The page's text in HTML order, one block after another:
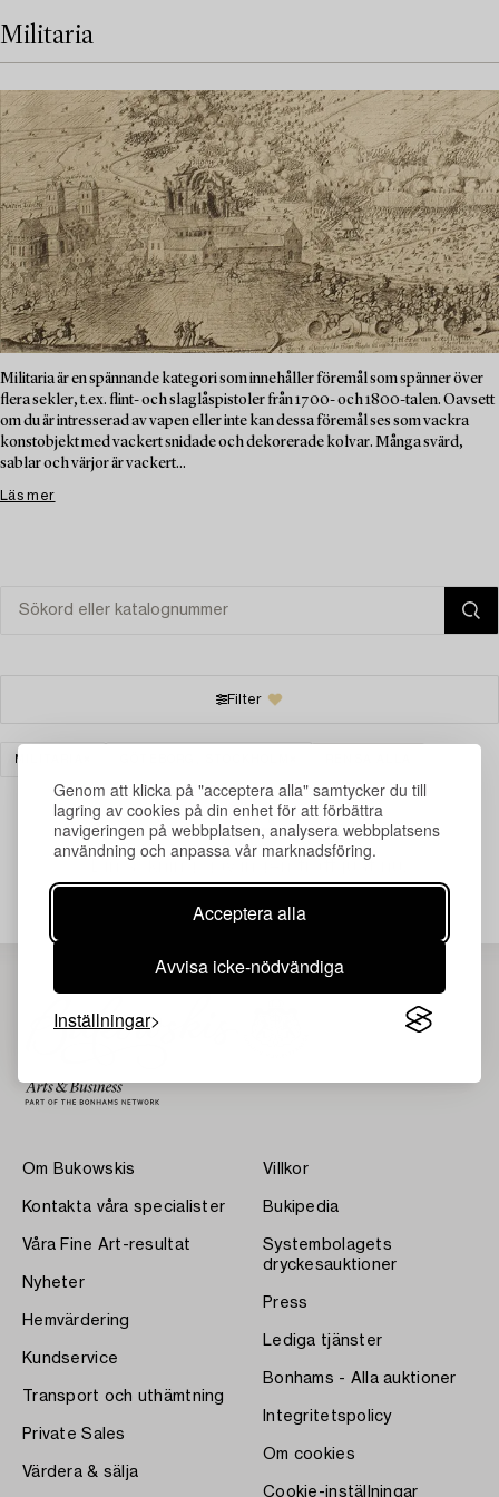
Genom att klicka på "acceptera alla" samtycker du till
lagring av cookies på din enhet för att förbättra
navigeringen på webbplatsen, analysera webbplatsens
användning och anpassa vår marknadsföring.
Acceptera alla
Avvisa icke-nödvändiga
Inställningar
Militaria
Militaria är en spännande kategori som innehåller föremål som spänner över
flera sekler, t.ex. flint- och slaglåspistoler från 1700- och 1800-talen. Oavsett
om du är intresserad av vapen eller inte kan dessa föremål ses som vackra
konstobjekt med vackert snidade och dekorerade kolvar. Många svärd,
sablar och värjor är vackert...
Läs mer
Filter
MILITARIA
Din sökning gav ingen träff just nu.
Om Bukowskis
Kontakta våra specialister
Våra Fine Art-resultat
Nyheter
Hemvärdering
Kundservice
Transport och uthämtning
Private Sales
Värdera & sälja
Villkor
Bukipedia
Systembolagets
dryckesauktioner
Press
Lediga tjänster
Bonhams - Alla auktioner
Integritetspolicy
Om cookies
Cookie-inställningar